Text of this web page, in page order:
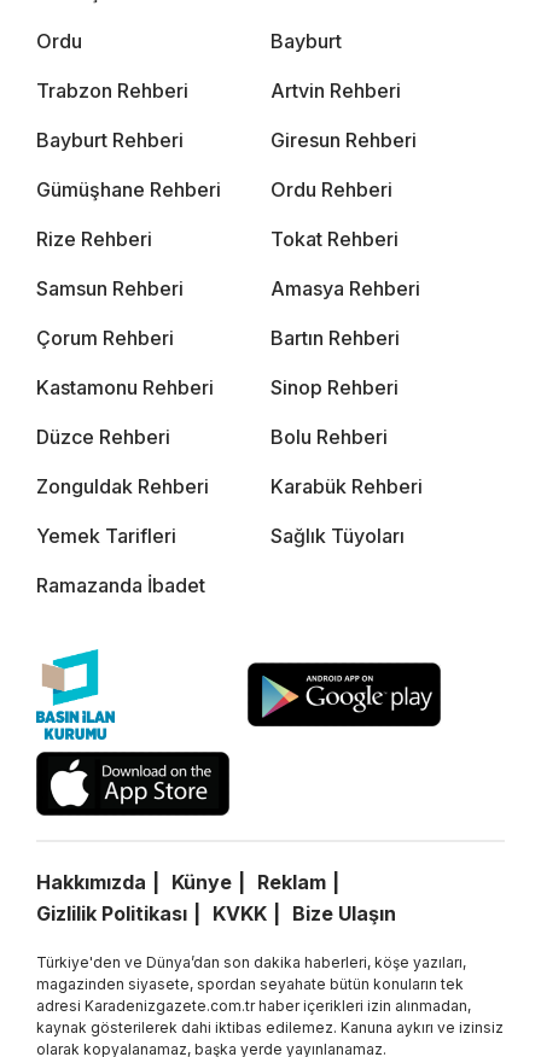
Ordu Bayburt
Trabzon Rehberi Artvin Rehberi
Bayburt Rehberi Giresun Rehberi
Gümüşhane Rehberi Ordu Rehberi
Rize Rehberi Tokat Rehberi
Samsun Rehberi Amasya Rehberi
Çorum Rehberi Bartın Rehberi
Kastamonu Rehberi Sinop Rehberi
Düzce Rehberi Bolu Rehberi
Zonguldak Rehberi Karabük Rehberi
Yemek Tarifleri Sağlık Tüyoları
Ramazanda İbadet
Hakkımızda Künye
Reklam
Gizlilik Politikası
KVKK Bize Ulaşın
Türkiye'den ve Dünya’dan son dakika haberleri, köşe yazıları,
magazinden siyasete, spordan seyahate bütün konuların tek
adresi Karadenizgazete.com.tr haber içerikleri izin alınmadan,
kaynak gösterilerek dahi iktibas edilemez. Kanuna aykırı ve izinsiz
olarak kopyalanamaz, başka yerde yayınlanamaz.